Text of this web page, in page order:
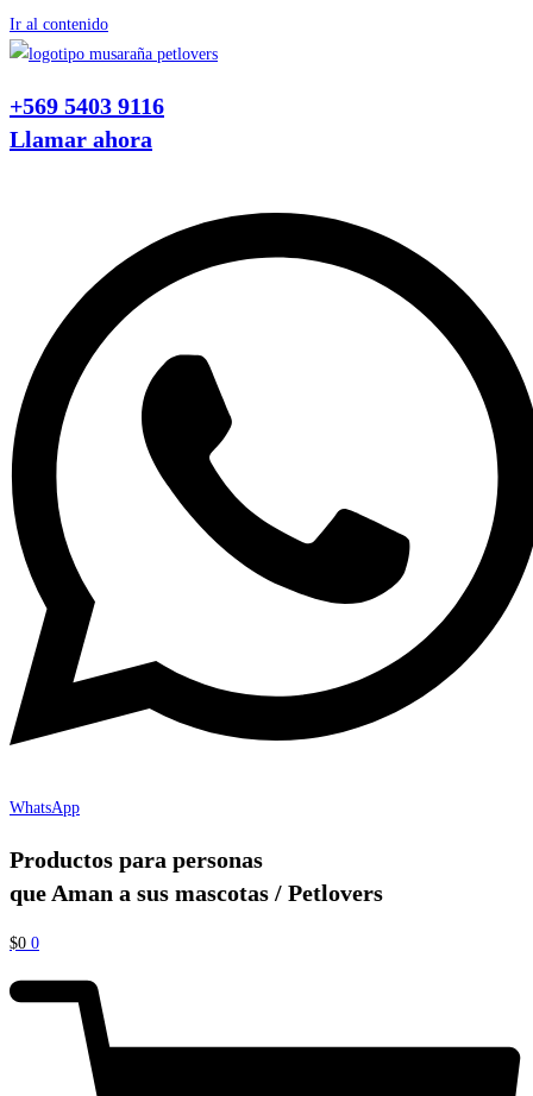
Ir al contenido
+569 5403 9116
Llamar ahora
WhatsApp
Productos para personas
que Aman a sus mascotas / Petlovers
$0 0